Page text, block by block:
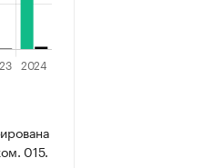
015.